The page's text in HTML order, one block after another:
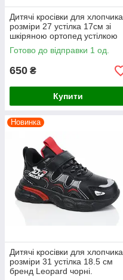
Дитячі кросівки для хлопчика
розміри 27 устілка 17см зі
шкіряною ортопед устілкою
ВВТ сині
Готово до відправки 1 од.
650 ₴
Купити
Новинка
Дитячі кросівки для хлопчика
розміри 31 устілка 18.5 см
бренд Leopard чорні.